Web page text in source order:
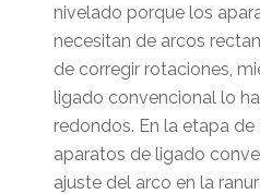
nivelado porque los
necesitan de arcos
de corregir rotaciones,
ligado convencional lo
redondos. En la etapa
aparatos de ligado
ajuste del arco en la